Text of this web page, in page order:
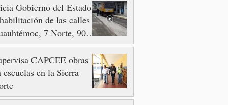
Gobierno del Estado
de las calles
7 Norte, 90 y
Poniente
CAPCEE obras
escuelas en la Sierra